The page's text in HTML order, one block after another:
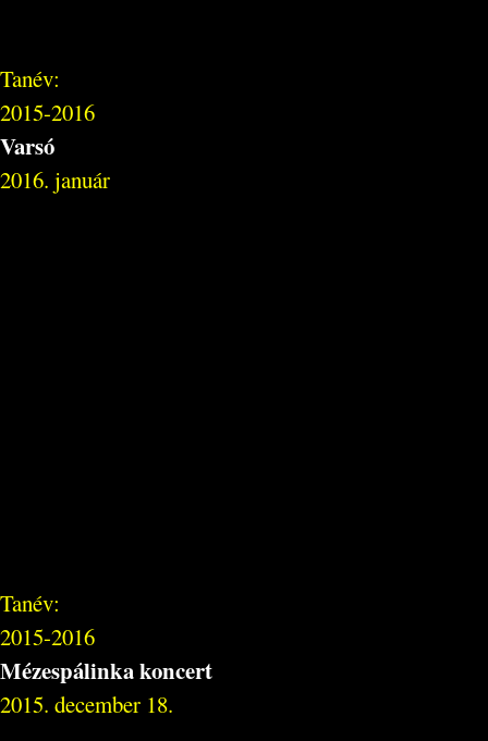
Tanév:
2015-2016
Varsó
2016. január
Tanév:
2015-2016
Mézespálinka koncert
2015. december 18.